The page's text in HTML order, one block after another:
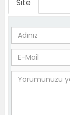
Site